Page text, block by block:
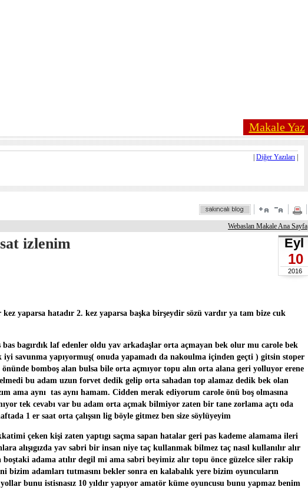
Makale Yaz
Diğer Yazıları
Webaslan Makale Ana Sayfa
izlenim Eyl
10
2016
yaparsa hatadır 2. kez yaparsa başka birşeydir sözü vardır ya tam bize cuk
bagırdık laf edenler oldu yav arkadaşlar orta açmayan bek olur mu carole bek
savunma yapıyormuş( onuda yapamadı da nakoulma içinden geçti ) gitsin stoper
önünde bomboş alan bulsa bile orta açmıyor topu alın orta alana geri yolluyor erene
bu adam uzun forvet dedik gelip orta sahadan top alamaz dedik bek olan
ama aynı tas aynı hamam. Cidden merak ediyorum carole önü boş olmasına
tek cevabı var bu adam orta açmak bilmiyor zaten bir tane zorlama açtı oda
1 er saat orta çalışsın lig böyle gitmez ben size söylüyeyim
çeken kişi zaten yaptıgı saçma sapan hatalar geri pas kademe alamama ileri
alışıgızda yav sabri bir insan niye taç kullanmak bilmez taç nasıl kullanılır alır
boştaki adama atılır degil mi ama sabri beyimiz alır topu önce güzelce siler rakip
bizim adamları tutmasını bekler sonra en kalabalık yere bizim oyuncuların
bunu istisnasız 10 yıldır yapıyor amatör küme oyuncusu bunu yapmaz benim